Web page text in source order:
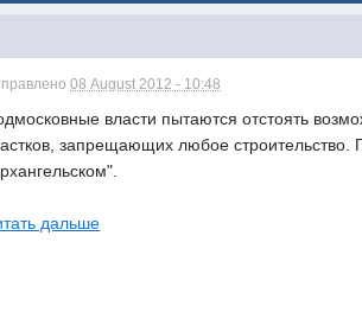
08 August 2012 - 10:48
власти пытаются отстоять
запрещающих любое
дальше